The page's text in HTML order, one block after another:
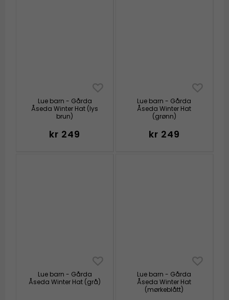
Lue barn - Gårda
Åseda Winter Hat (lys
brun)
kr 249
Lue barn - Gårda
Åseda Winter Hat
(grønn)
kr 249
Lue barn - Gårda
Åseda Winter Hat (grå)
Lue barn - Gårda
Åseda Winter Hat
(mørkeblått)